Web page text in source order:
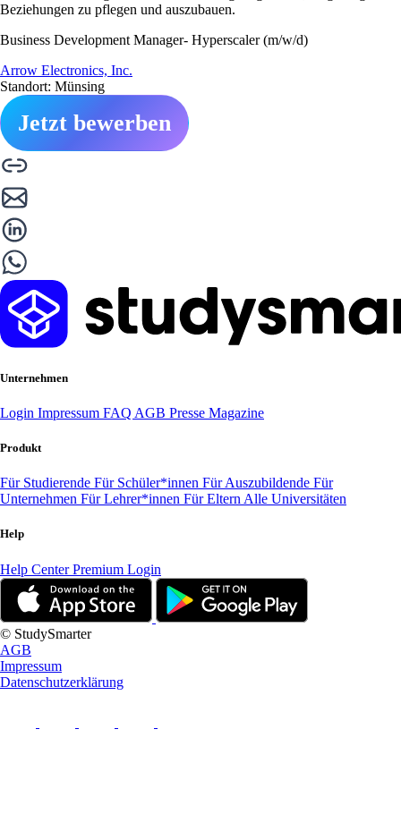
Beziehungen zu pflegen und auszubauen.
Business Development Manager- Hyperscaler (m/w/d)
Arrow Electronics, Inc.
Standort: Münsing
Jetzt bewerben
Unternehmen
Login Impressum FAQ AGB Presse Magazine
Produkt
Für Studierende Für Schüler*innen Für Auszubildende Für
Unternehmen Für Lehrer*innen Für Eltern Alle Universitäten
Help
Help CenterPremium Login
© StudySmarter
AGB
Impressum
Datenschutzerklärung